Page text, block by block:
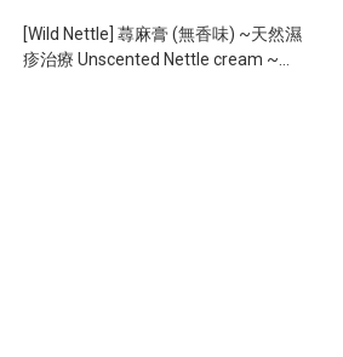
[Wild Nettle] 蕁麻膏 (無香味) ~天然濕
疹治療 Unscented Nettle cream ~